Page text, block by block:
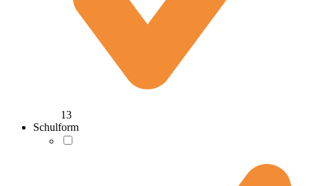
13
Schulform